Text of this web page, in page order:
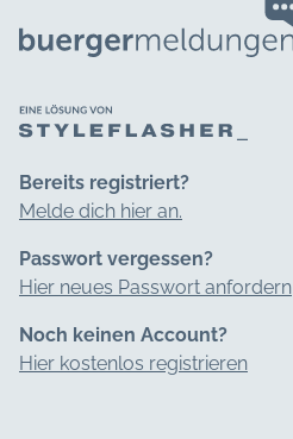
Bereits registriert?
Melde dich hier an.
Passwort vergessen?
Hier neues Passwort anfordern
Noch keinen Account?
Hier kostenlos registrieren